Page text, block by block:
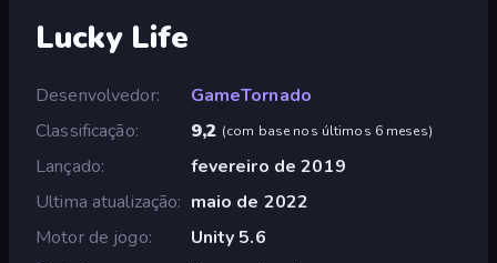
Lucky Life
Desenvolvedor
GameTornado
Classificação
9,2 (com base nos últimos 6 meses)
Lançado
fevereiro de 2019
Ultima atualização
maio de 2022
Motor de jogo
Unity 5.6